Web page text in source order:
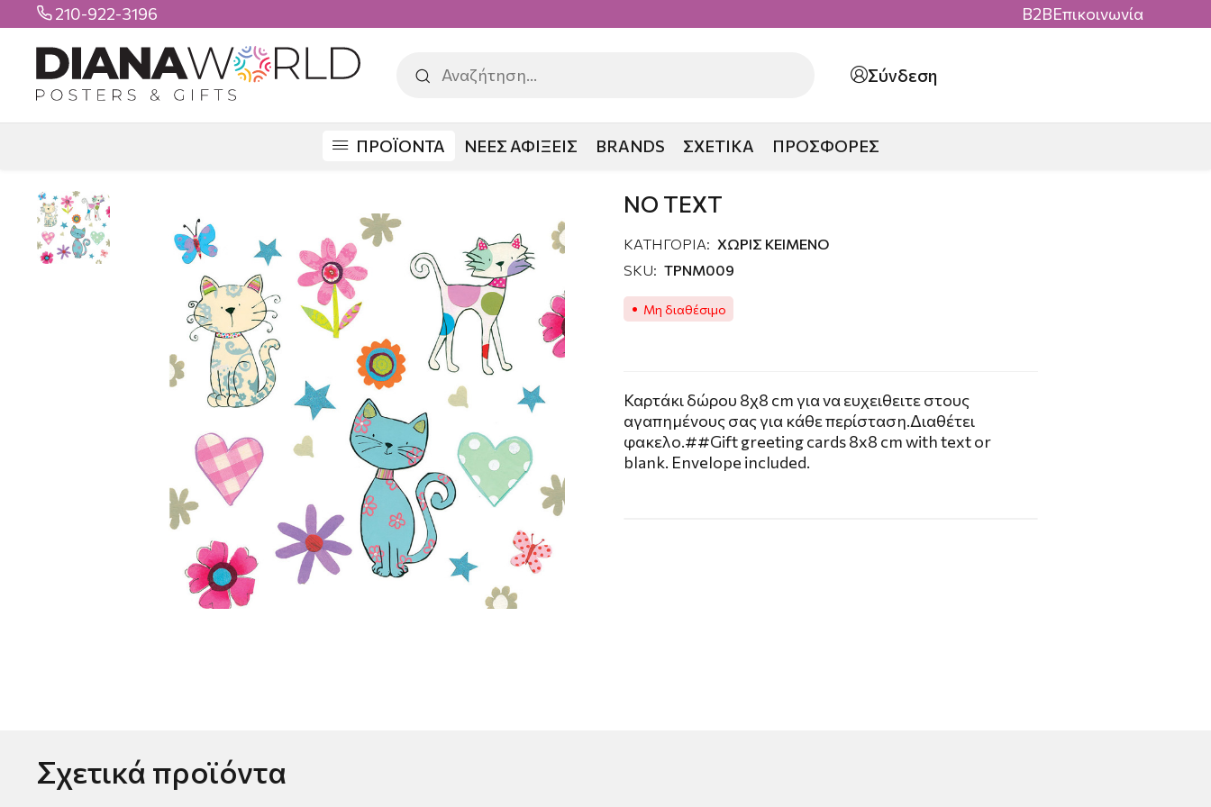
 210-922-3196 B2BΕπικοινωνία
Σύνδεση
ΠΡΟΪΟΝΤΑ ΝΕΕΣ ΑΦΙΞΕΙΣ BRANDS ΣΧΕΤΙΚΑ ΠΡΟΣΦΟΡΕΣ
NO TEXT
ΚΑΤΗΓΟΡΙΑ: ΧΩΡΙΣ ΚΕΙΜΕΝΟ
SKU: TPNM009
Μη διαθέσιμο
Καρτάκι δώρου 8χ8 cm για να ευχειθειτε στους
αγαπημένους σας για κάθε περίσταση.Διαθέτει
φακελο.##Gift greeting cards 8x8 cm with text or
blank. Envelope included.
Σχετικά προϊόντα